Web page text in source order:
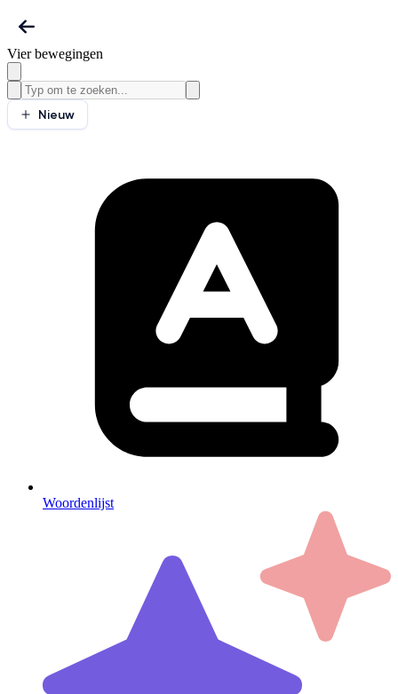
Vier bewegingen
Nieuw
Woordenlijst